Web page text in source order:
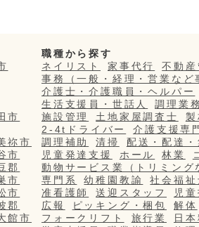
市
祢市
市
郡
市
市
郡
館市
職種から探す
ネイリスト
家事代行 不動産
事務（一般・経理・営業など
介護士・介護職員・ヘルパー
生活支援員・世話人
調理業務
施設管理
土地家屋調査士 製
2-4tドライバー
介護支援専
調理補助
清掃 配送・配達
児童発達支援
ホール 林業
動物サービス業（トリミング
専門系
幼稚園教諭 社会福祉
准看護師
送迎スタッフ 児童
広報
ピッキング・梱包 解体
フォークリフト
旅行業 日本